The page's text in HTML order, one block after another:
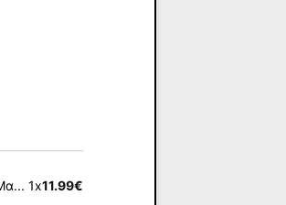
1x11.99€